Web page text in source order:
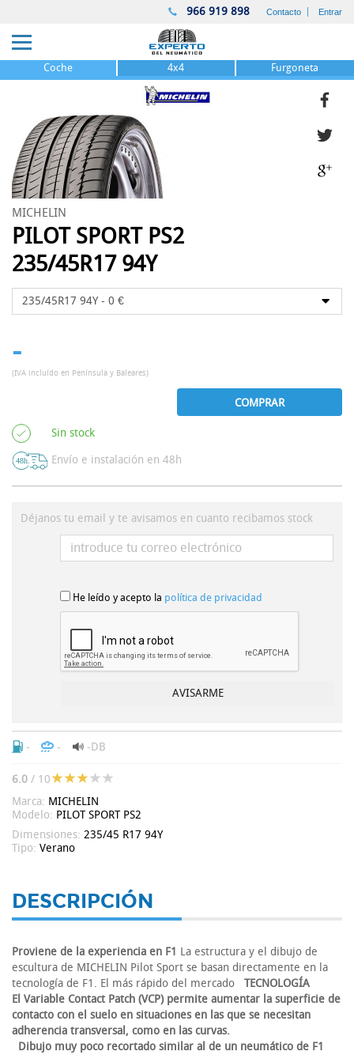
966 919 898 Contacto Entrar
Coche 4x4 Furgoneta
MICHELIN
PILOT SPORT PS2
235/45R17 94Y
-
(IVA incluído en Península y Baleares)
COMPRAR
Sin stock
Envío e instalación en 48h
Déjanos tu email y te avisamos en cuanto recibamos stock
He leído y acepto la política de privacidad
- - -DB
6.0 / 10
Marca: MICHELIN
Modelo: PILOT SPORT PS2
Dimensiones: 235/45 R17 94Y
Tipo: Verano
DESCRIPCIÓN
Proviene de la experiencia en F1 La estructura y el dibujo de
escultura de MICHELIN Pilot Sport se basan directamente en la
tecnología de F1. El más rápido del mercado TECNOLOGÍA
El Variable Contact Patch (VCP) permite aumentar la superficie de
contacto con el suelo en situaciones en las que se necesitan
adherencia transversal, como en las curvas.
Dibujo muy poco recortado similar al de un neumático de F1